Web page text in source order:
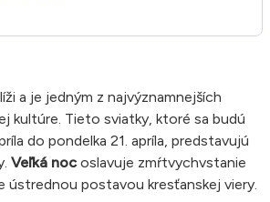
a je jedným z najvýznamnejších
kultúre. Tieto sviatky, ktoré sa budú
do pondelka 21. apríla, predstavujú
Veľká nocoslavuje zmŕtvychvstanie
ústrednou postavou kresťanskej viery.